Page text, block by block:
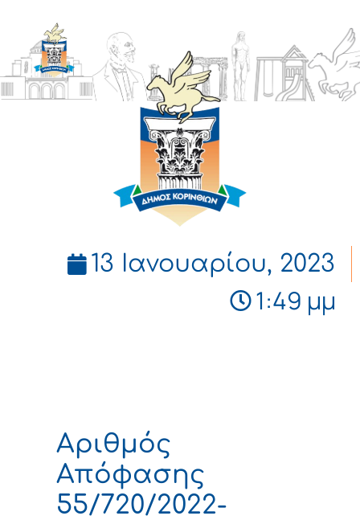
ΔΗΜΟΣ
ΚΟΡΙΝΘΙΩΝ
13 Ιανουαρίου, 2023
1:49 μμ
Αριθμός
Απόφασης
55/720/2022-